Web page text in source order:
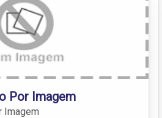
Por Imagem
Imagem